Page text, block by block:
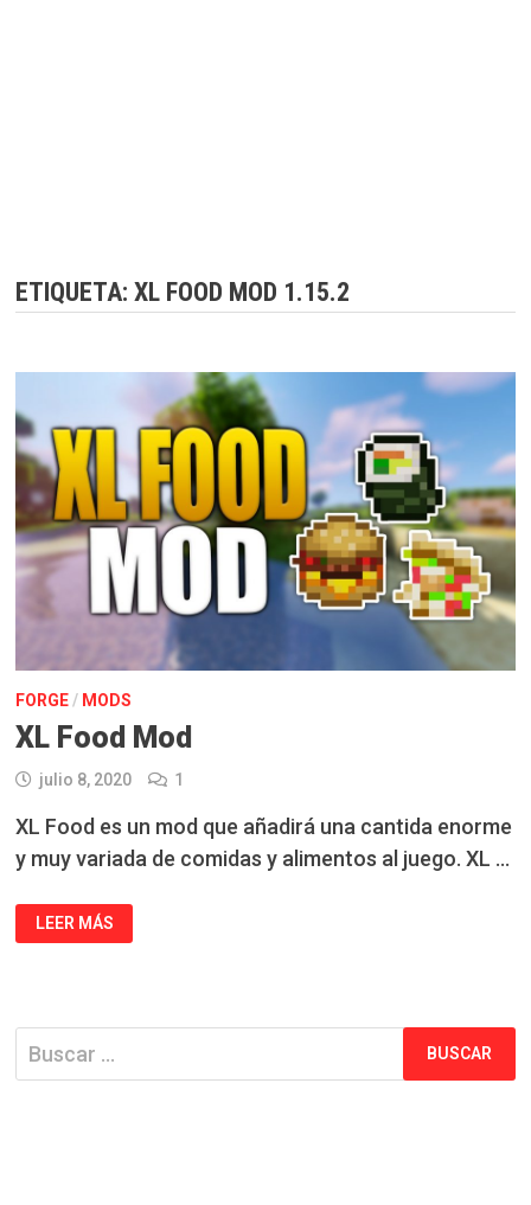
ETIQUETA: XL FOOD MOD 1.15.2
FORGE/ MODS
XL Food Mod
julio 8, 2020 1
XL Food es un mod que añadirá una cantida enorme
y muy variada de comidas y alimentos al juego. XL …
XL
FOOD
MOD
LEER MÁS
Buscar: